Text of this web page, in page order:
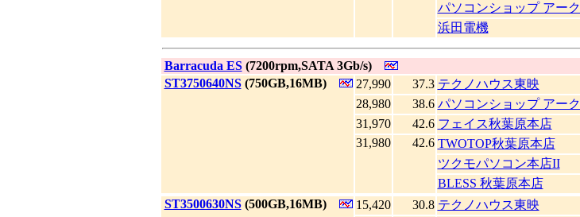
パソコンショップ アーク
浜田電機
Barracuda ES(7200rpm,SATA 3Gb/s)
ST3750640NS(750GB,16MB) 27,990 37.3 テクノハウス東映
28,980
38.6 パソコンショップ アーク
31,970
42.6 フェイス秋葉原本店
31,980
42.6 TWOTOP秋葉原本店
ツクモパソコン本店II
BLESS 秋葉原本店
ST3500630NS(500GB,16MB) 15,420 30.8 テクノハウス東映